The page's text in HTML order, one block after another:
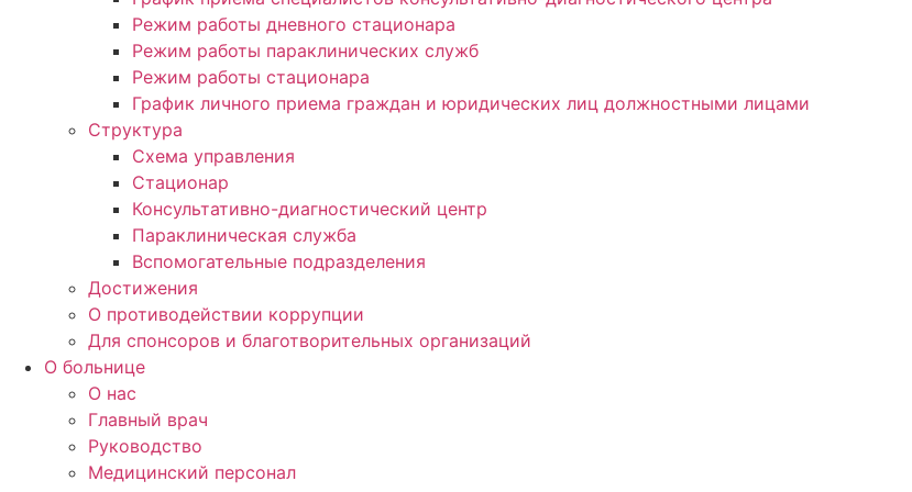
Режим работы дневного стационара
Режим работы параклинических служб
Режим работы стационара
График личного приема граждан и юридических лиц должностными лицами
Структура
Схема управления
Стационар
Консультативно-диагностический центр
Параклиническая служба
Вспомогательные подразделения
Достижения
О противодействии коррупции
Для спонсоров и благотворительных организаций
О больнице
О нас
Главный врач
Руководство
Медицинский персонал